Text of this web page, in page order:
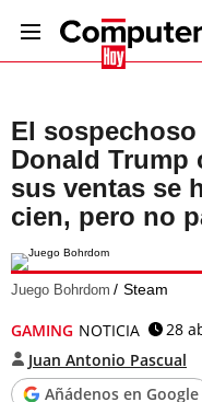
El
Donald Trump
sus ventas se
cien, pero no
Juego Bohrdom Steam
GAMING NOTICIA
28
Juan Antonio Pascual
Añádenos en Google